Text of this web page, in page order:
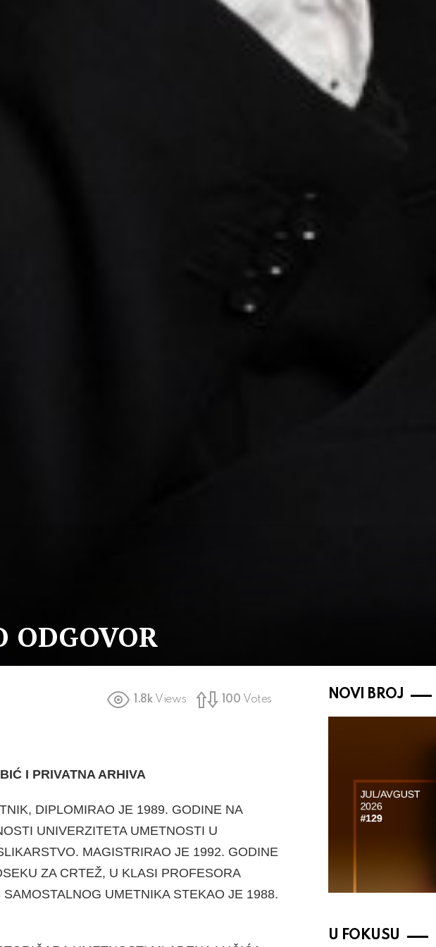
ODGOVOR
1.8k Views 100 Votes
I PRIVATNA ARHIVA
DIPLOMIRAO JE 1989. GODINE NA
UNIVERZITETA UMETNOSTI U
MAGI­STRIRAO JE 1992. GODINE
ZA CRTEŽ, U KLASI PROFE­SORA
UMETNIKA STEKAO JE 1988.
NOVI BROJ
U FOKUSU